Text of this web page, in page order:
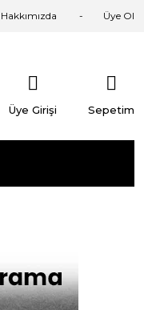
Hakkımızda Üye Ol
Sepetim
Üye Girişi